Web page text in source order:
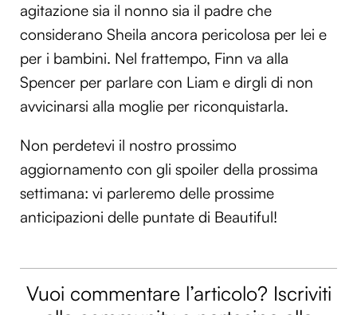
agitazione sia il nonno sia il padre che
considerano Sheila ancora pericolosa per lei e
per i bambini. Nel frattempo, Finn va alla
Spencer per parlare con Liam e dirgli di non
avvicinarsi alla moglie per riconquistarla.
Non perdetevi il nostro prossimo
aggiornamento con gli spoiler della prossima
settimana: vi parleremo delle prossime
anticipazioni delle puntate di Beautiful!
Vuoi commentare l’articolo? Iscriviti